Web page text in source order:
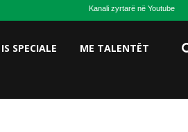
Kanali zyrtarë në Youtube
IS SPECIALE ME TALENTËT